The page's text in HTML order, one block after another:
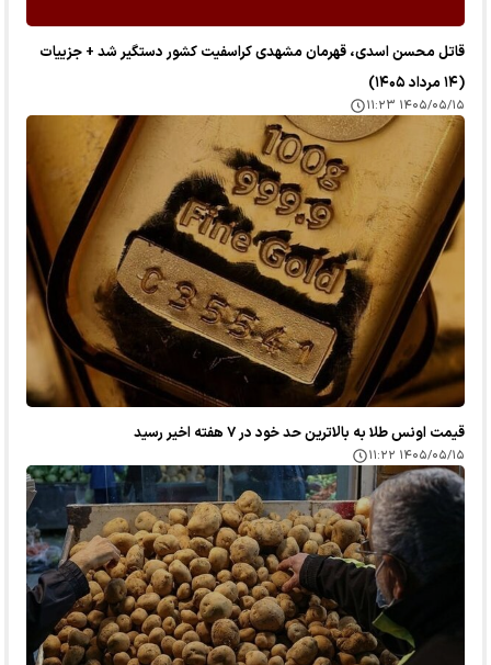
قاتل محسن اسدی، قهرمان مشهدی کراسفیت کشور دستگیر شد + جزییات
(۱۴ مرداد ۱۴۰۵)
۱۴۰۵/۰۵/۱۵ ۱۱:۲۳
قیمت اونس طلا به بالاترین حد خود در ۷ هفته اخیر رسید
۱۴۰۵/۰۵/۱۵ ۱۱:۲۲